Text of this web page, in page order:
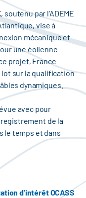
soutenu par l'ADEME
vise à
mécanique et
une éolienne
projet, France
sur la qualification
dynamiques.
avec pour
de la
le temps et dans
d'intérêt OCASS